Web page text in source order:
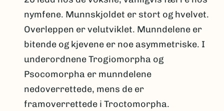
nymfene. Munnskjoldet er stort og hvelvet.
Overleppen er velutviklet. Munndelene er
bitende og kjevene er noe asymmetriske. I
underordnene Trogiomorpha og
Psocomorpha er munndelene
nedoverrettede, mens de er
framoverrettede i Troctomorpha.